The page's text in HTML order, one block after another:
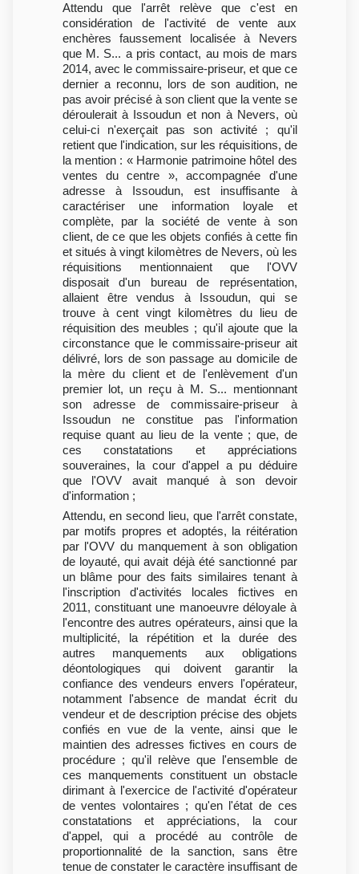
Attendu que l'arrêt relève que c'est en
considération de l'activité de vente aux
enchères faussement localisée à Nevers
que M. S... a pris contact, au mois de mars
2014, avec le commissaire-priseur, et que ce
dernier a reconnu, lors de son audition, ne
pas avoir précisé à son client que la vente se
déroulerait à Issoudun et non à Nevers, où
celui-ci n'exerçait pas son activité ; qu'il
retient que l'indication, sur les réquisitions, de
la mention : « Harmonie patrimoine hôtel des
ventes du centre », accompagnée d'une
adresse à Issoudun, est insuffisante à
caractériser une information loyale et
complète, par la société de vente à son
client, de ce que les objets confiés à cette fin
et situés à vingt kilomètres de Nevers, où les
réquisitions mentionnaient que l'OVV
disposait d'un bureau de représentation,
allaient être vendus à Issoudun, qui se
trouve à cent vingt kilomètres du lieu de
réquisition des meubles ; qu'il ajoute que la
circonstance que le commissaire-priseur ait
délivré, lors de son passage au domicile de
la mère du client et de l'enlèvement d'un
premier lot, un reçu à M. S... mentionnant
son adresse de commissaire-priseur à
Issoudun ne constitue pas l'information
requise quant au lieu de la vente ; que, de
ces constatations et appréciations
souveraines, la cour d'appel a pu déduire
que l'OVV avait manqué à son devoir
d'information ;
Attendu, en second lieu, que l'arrêt constate,
par motifs propres et adoptés, la réitération
par l'OVV du manquement à son obligation
de loyauté, qui avait déjà été sanctionné par
un blâme pour des faits similaires tenant à
l'inscription d'activités locales fictives en
2011, constituant une manoeuvre déloyale à
l'encontre des autres opérateurs, ainsi que la
multiplicité, la répétition et la durée des
autres manquements aux obligations
déontologiques qui doivent garantir la
confiance des vendeurs envers l'opérateur,
notamment l'absence de mandat écrit du
vendeur et de description précise des objets
confiés en vue de la vente, ainsi que le
maintien des adresses fictives en cours de
procédure ; qu'il relève que l'ensemble de
ces manquements constituent un obstacle
dirimant à l'exercice de l'activité d'opérateur
de ventes volontaires ; qu'en l'état de ces
constatations et appréciations, la cour
d'appel, qui a procédé au contrôle de
proportionnalité de la sanction, sans être
tenue de constater le caractère insuffisant de